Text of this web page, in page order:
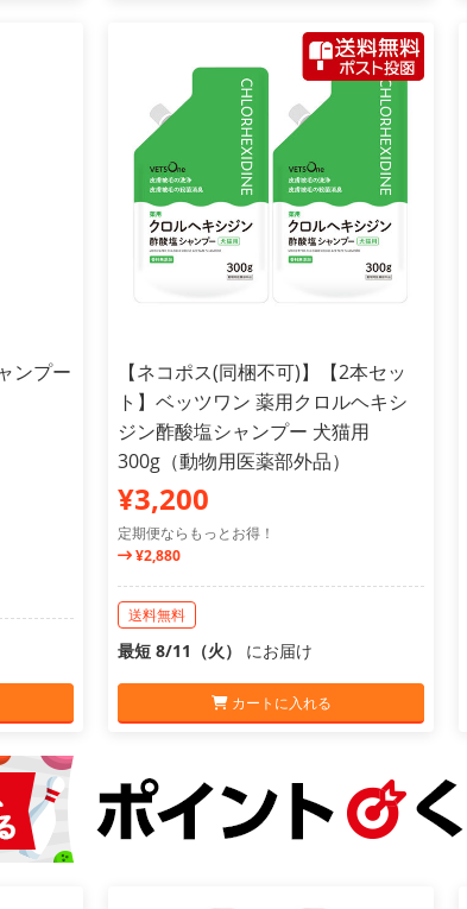
ンプー
【ネコポス(同梱不可)】【2本セッ
ト】ベッツワン 薬用クロルヘキシ
ジン酢酸塩シャンプー 犬猫用
300g（動物用医薬部外品）
¥3,200
定期便ならもっとお得！
¥2,880
送料無料
最短 8/11（火） にお届け
カートに入れる